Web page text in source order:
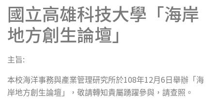
國立高雄科技大學「海岸
地方創生論壇」
主旨:
本校海洋事務與產業管理研究所於108年12月 6 日舉辦「海
岸地方創生論壇」，敬請轉知貴屬踴躍參與，請查照。